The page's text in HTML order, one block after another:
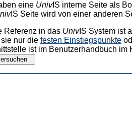
eine UnivIS interne Seite als
IS Seite wird von einer anderen
Referenz in das UnivIS System ist
nur die festen Einstiegspunkte
ist im Benutzerhandbuch